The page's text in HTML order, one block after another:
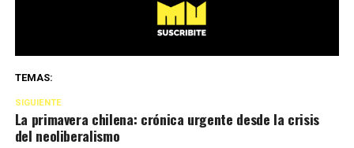
TEMAS:
SIGUIENTE
La primavera chilena: crónica urgente desde la crisis
del neoliberalismo